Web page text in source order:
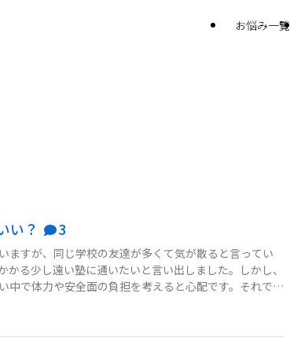
お悩み一覧
い？ 3
ますが、同じ学校の友達が多くて気が散ると言ってい
る少し遠い塾に通いたいと言い出しました。しかし、
で体力や安全面の負担を考えると心配です。それでも
もらうべきか悩んでいます。どうしたら良いでしょう